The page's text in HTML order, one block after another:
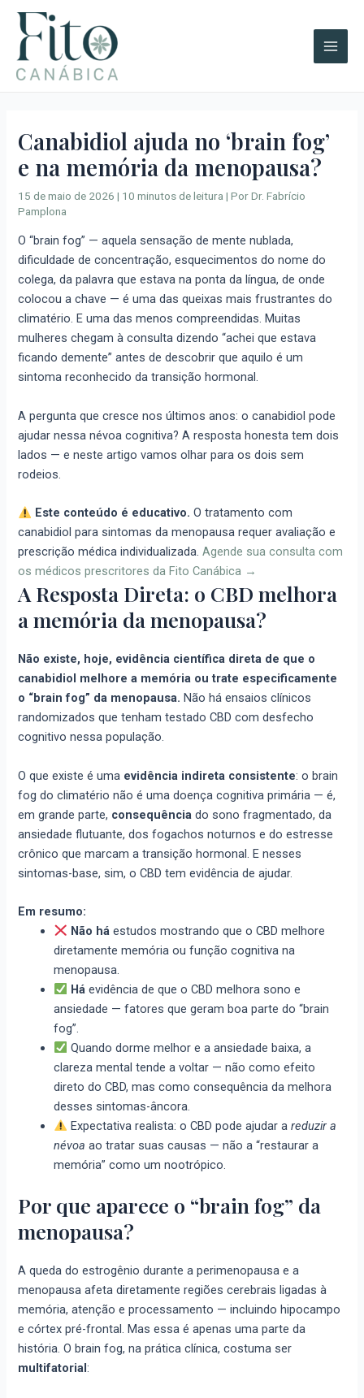
para
conteúdo
Canabidiol ajuda no ‘brain fog’
e na memória da menopausa?
15 de maio de 2026| 10 minutos de leitura | PorDr. Fabrício
Pamplona
O “brain fog” — aquela sensação de mente nublada,
dificuldade de concentração, esquecimentos do nome do
colega, da palavra que estava na ponta da língua, de onde
colocou a chave — é uma das queixas mais frustrantes do
climatério. E uma das menos compreendidas. Muitas
mulheres chegam à consulta dizendo “achei que estava
ficando demente” antes de descobrir que aquilo é um
sintoma reconhecido da transição hormonal.
A pergunta que cresce nos últimos anos: o canabidiol pode
ajudar nessa névoa cognitiva? A resposta honesta tem dois
lados — e neste artigo vamos olhar para os dois sem
rodeios.
Este conteúdo é educativo. O tratamento com
canabidiol para sintomas da menopausa requer avaliação e
prescrição médica individualizada.Agende sua consulta com
os médicos prescritores da Fito Canábica →
A Resposta Direta: o CBD melhora
a memória da menopausa?
Não existe, hoje, evidência científica direta de que o
canabidiol melhore a memória ou trate especificamente
o “brain fog” da menopausa. Não há ensaios clínicos
randomizados que tenham testado CBD com desfecho
cognitivo nessa população.
O que existe é uma evidência indireta consistente: o brain
fog do climatério não é uma doença cognitiva primária — é,
em grande parte, consequência do sono fragmentado, da
ansiedade flutuante, dos fogachos noturnos e do estresse
crônico que marcam a transição hormonal. E nesses
sintomas-base, sim, o CBD tem evidência de ajudar.
Em resumo:
Não háestudos mostrando que o CBD melhore
diretamente memória ou função cognitiva na
menopausa.
Háevidência de que o CBD melhora sono e
ansiedade — fatores que geram boa parte do “brain
fog”.
Quando dorme melhor e a ansiedade baixa, a
clareza mental tende a voltar — não como efeito
direto do CBD, mas como consequência da melhora
desses sintomas-âncora.
Expectativa realista: o CBD pode ajudar a reduzir a
névoa ao tratar suas causas — não a “restaurar a
memória” como um nootrópico.
Por que aparece o “brain fog” da
menopausa?
A queda do estrogênio durante a perimenopausa e a
menopausa afeta diretamente regiões cerebrais ligadas à
memória, atenção e processamento — incluindo hipocampo
e córtex pré-frontal. Mas essa é apenas uma parte da
história. O brain fog, na prática clínica, costuma ser
multifatorial:
A
r
q
u
o
s